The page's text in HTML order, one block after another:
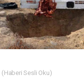
(Haberi Sesli Oku)